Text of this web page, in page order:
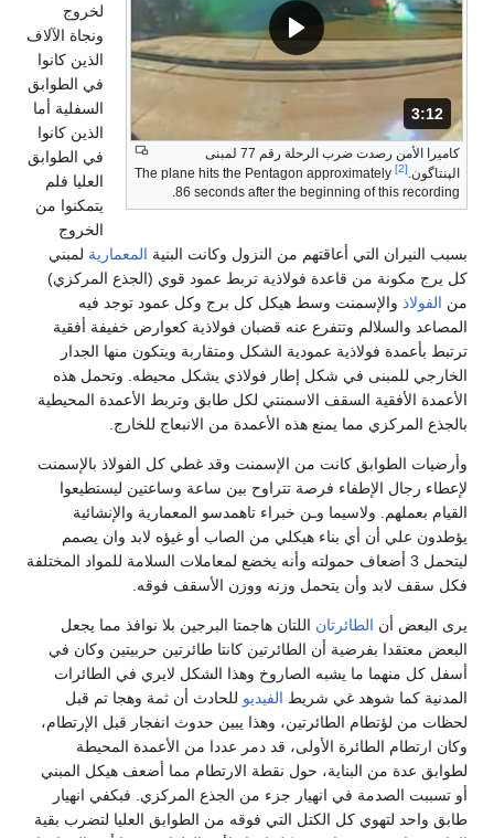
المدة: دقائق و 12 ثواني.
3:12
كاميرا الأمن رصدت ضرب الرحلة رقم 77 لمبنى
الپنتاگون.[2]
The plane hits the Pentagon approximately
86 seconds after the beginning of this recording.
لخروج
ونجاة الآلاف
الذين كانوا
في الطوابق
السفلية أما
الذين كانوا
في الطوابق
العليا فلم
يتمكنوا من
الخروج
بسبب النيران التي أعاقتهم من النزول وكانت البنية المعمارية لمبني
كل يرج مكونة من قاعدة فولاذية تربط عمود قوي (الجذع المركزي)
من الفولاذ والإسمنت وسط هيكل كل برج وكل عمود توجد فيه
المصاعد والسلالم وتتفرع عنه قضبان فولاذية كعوارض خفيفة أفقية
ترتبط بأعمدة فولاذية عمودية الشكل ومتقاربة ويتكون منها الجدار
الخارجي للمبنى في شكل إطار فولاذي يشكل محيطه. وتحمل هذه
الأعمدة الأفقية السقف الاسمنتي لكل طابق وتربط الأعمدة المحيطية
بالجذع المركزي مما يمنع هذه الأعمدة من الانبعاج للخارج.
وأرضيات الطوابق كانت من الإسمنت وقد غطي كل الفولاذ بالإسمنت
لإعطاء رجال الإطفاء فرصة تتراوح بين ساعة وساعتين ليستطيعوا
القيام بعملهم. ولاسيما وـن خبراء تاهمدسو المعمارية والإنشائية
يؤطدون علي أن أي بناء هيكلي من الصاب أو غيؤه لابد وان يصمم
ليتحمل 3 أضعاف حمولته وأنه يخضع لمعاملات السلامة للمواد المختلفة
فكل سقف لابد وأن يتحمل وزنه ووزن الأسقف فوقه.
يرى البعض أن الطائرتان اللتان هاجمتا البرجين بلا نوافذ مما يجعل
البعض معتقدا بفرضية أن الطائرتين كانتا طائرتين حربيتين وكان في
أسفل كل منهما ما يشبه الصاروخ وهذا الشكل لايري في الطائرات
المدنية كما شوهد غي شريط الفيديو للحادث أن ثمة وهجا تم قبل
لحظات من لؤتطام الطائرتين، وهذا يبين حدوث انفجار قبل الإرتطام،
وكان ارتطام الطائرة الأولى، قد دمر عددا من الأعمدة المحيطة
لطوابق عدة من البناية، حول نقطة الارتطام مما أضعف هيكل المبني
أو تسببت الصدمة في انهيار جزء من الجذع المركزي. فبكفي انهيار
طابق واحد لتهوي كل الكتل التي فوقه من الطوابق العليا لتضرب بقية